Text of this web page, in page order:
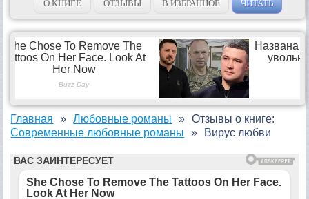
О КНИГЕ ОТЗЫВЫ В ИЗБРАННОЕ ЧИТАТЬ
Главная
Любовные романы
Современные любовные романы
Отзывы о книге:
Вирус любви